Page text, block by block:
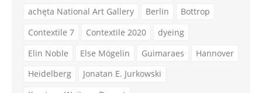
achęta National Art Gallery
Berlin
Bottrop
Contextile 7
Contextile 2020
dyeing
Elin Noble
Else Mögelin Guimaraes
Hannover
Heidelberg
Jonatan E. Jurkowski